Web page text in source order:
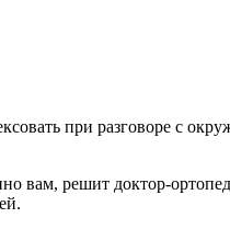
при разговоре с
вам, решит доктор-